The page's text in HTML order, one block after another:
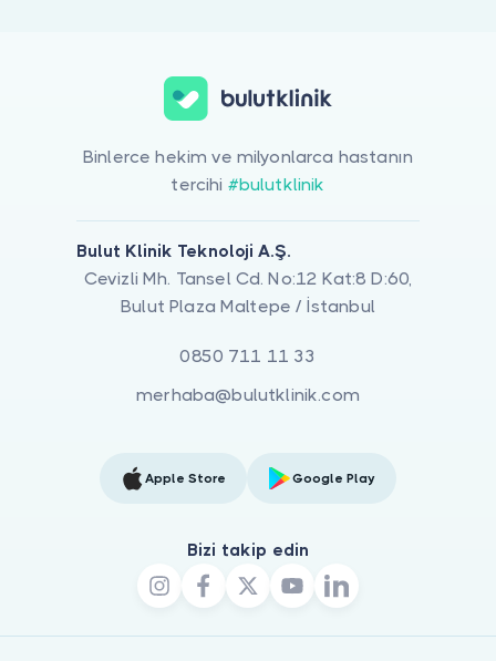
Binlerce hekim ve milyonlarca hastanın
tercihi #bulutklinik
Bulut Klinik Teknoloji A.Ş.
Cevizli Mh. Tansel Cd. No:12 Kat:8 D:60,
Bulut Plaza Maltepe / İstanbul
0850 711 11 33
merhaba@bulutklinik.com
Apple Store Google Play
Bizi takip edin